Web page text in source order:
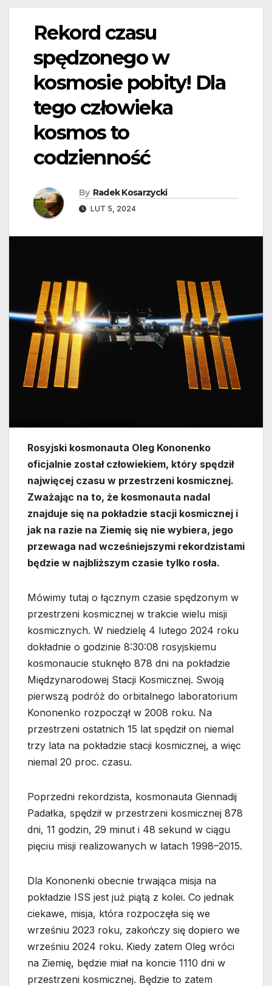
Rekord czasu
spędzonego w
kosmosie pobity! Dla
tego człowieka
kosmos to
codzienność
By Radek Kosarzycki
LUT 5, 2024
Rosyjski kosmonauta Oleg Kononenko
oficjalnie został człowiekiem, który spędził
najwięcej czasu w przestrzeni kosmicznej.
Zważając na to, że kosmonauta nadal
znajduje się na pokładzie stacji kosmicznej i
jak na razie na Ziemię się nie wybiera, jego
przewaga nad wcześniejszymi rekordzistami
będzie w najbliższym czasie tylko rosła.
Mówimy tutaj o łącznym czasie spędzonym w
przestrzeni kosmicznej w trakcie wielu misji
kosmicznych. W niedzielę 4 lutego 2024 roku
dokładnie o godzinie 8:30:08 rosyjskiemu
kosmonaucie stuknęło 878 dni na pokładzie
Międzynarodowej Stacji Kosmicznej. Swoją
pierwszą podróż do orbitalnego laboratorium
Kononenko rozpoczął w 2008 roku. Na
przestrzeni ostatnich 15 lat spędził on niemal
trzy lata na pokładzie stacji kosmicznej, a więc
niemal 20 proc. czasu.
Poprzedni rekordzista, kosmonauta Giennadij
Padałka, spędził w przestrzeni kosmicznej 878
dni, 11 godzin, 29 minut i 48 sekund w ciągu
pięciu misji realizowanych w latach 1998–2015.
Dla Kononenki obecnie trwająca misja na
pokładzie ISS jest już piątą z kolei. Co jednak
ciekawe, misja, która rozpoczęła się we
wrześniu 2023 roku, zakończy się dopiero we
wrześniu 2024 roku. Kiedy zatem Oleg wróci
na Ziemię, będzie miał na koncie 1110 dni w
przestrzeni kosmicznej. Będzie to zatem